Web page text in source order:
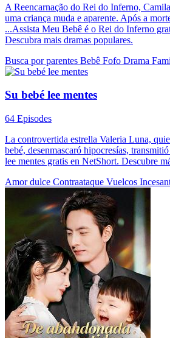
A Reencarnação do Rei do Inferno,
uma criança muda e aparente. Após a
...Assista Meu Bebê é o Rei do Inferno
Descubra mais dramas populares.
Busca por parentes Bebê Fofo Drama
Su bebé lee mentes
64 Episodes
La controvertida estrella Valeria Luna,
bebé, desenmascaró hipocresías,
lee mentes gratis en NetShort. Descubre
Amor dulce Contraataque Vuelcos